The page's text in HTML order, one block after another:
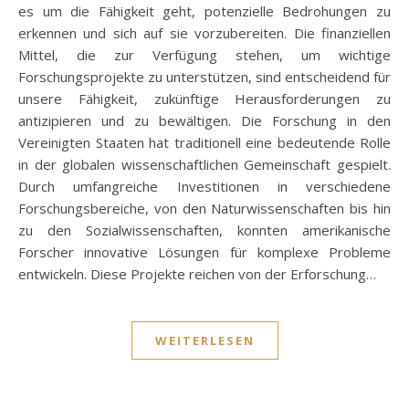
es um die Fähigkeit geht, potenzielle Bedrohungen zu
erkennen und sich auf sie vorzubereiten. Die finanziellen
Mittel, die zur Verfügung stehen, um wichtige
Forschungsprojekte zu unterstützen, sind entscheidend für
unsere Fähigkeit, zukünftige Herausforderungen zu
antizipieren und zu bewältigen. Die Forschung in den
Vereinigten Staaten hat traditionell eine bedeutende Rolle
in der globalen wissenschaftlichen Gemeinschaft gespielt.
Durch umfangreiche Investitionen in verschiedene
Forschungsbereiche, von den Naturwissenschaften bis hin
zu den Sozialwissenschaften, konnten amerikanische
Forscher innovative Lösungen für komplexe Probleme
entwickeln. Diese Projekte reichen von der Erforschung…
WEITERLESEN